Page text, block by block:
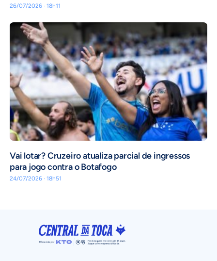
26/07/2026 · 18h11
Vai lotar? Cruzeiro atualiza parcial de ingressos
para jogo contra o Botafogo
24/07/2026 · 18h51